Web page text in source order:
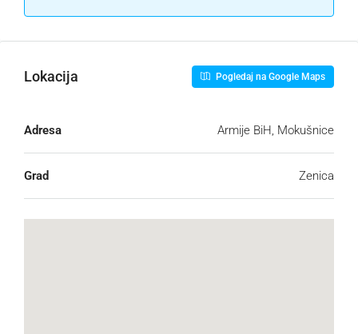
Lokacija Pogledaj na Google Maps
Adresa Armije BiH, Mokušnice
Grad Zenica